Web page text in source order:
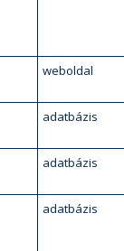
weboldal
adatbázis
adatbázis
adatbázis